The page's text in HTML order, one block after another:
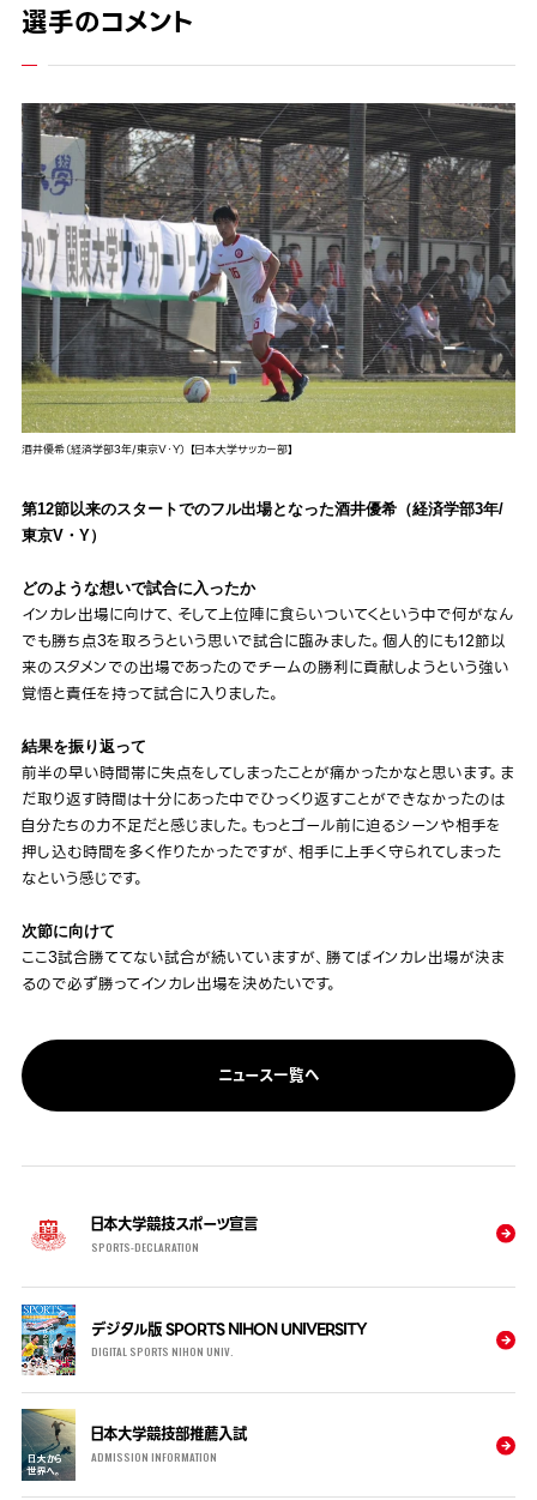
選手のコメント
酒井優希（経済学部3年/東京V・Y） 【日本大学サッカー部】
第12節以来のスタートでのフル出場となった酒井優希（経済学部3年/
東京V・Y）
どのような想いで試合に入ったか
インカレ出場に向けて、そして上位陣に食らいついてくという中で何がなん
でも勝ち点3を取ろうという思いで試合に臨みました。個人的にも12節以
来のスタメンでの出場であったのでチームの勝利に貢献しようという強い
覚悟と責任を持って試合に入りました。
結果を振り返って
前半の早い時間帯に失点をしてしまったことが痛かったかなと思います。ま
だ取り返す時間は十分にあった中でひっくり返すことができなかったのは
自分たちの力不足だと感じました。もっとゴール前に迫るシーンや相手を
押し込む時間を多く作りたかったですが、相手に上手く守られてしまった
なという感じです。
次節に向けて
ここ3試合勝ててない試合が続いていますが、勝てばインカレ出場が決ま
るので必ず勝ってインカレ出場を決めたいです。
ニュース一覧へ
日本大学競技スポーツ宣言
SPORTS-DECLARATION
デジタル版 SPORTS NIHON UNIVERSITY
DIGITAL SPORTS NIHON UNIV.
日本大学競技部推薦入試
ADMISSION INFORMATION